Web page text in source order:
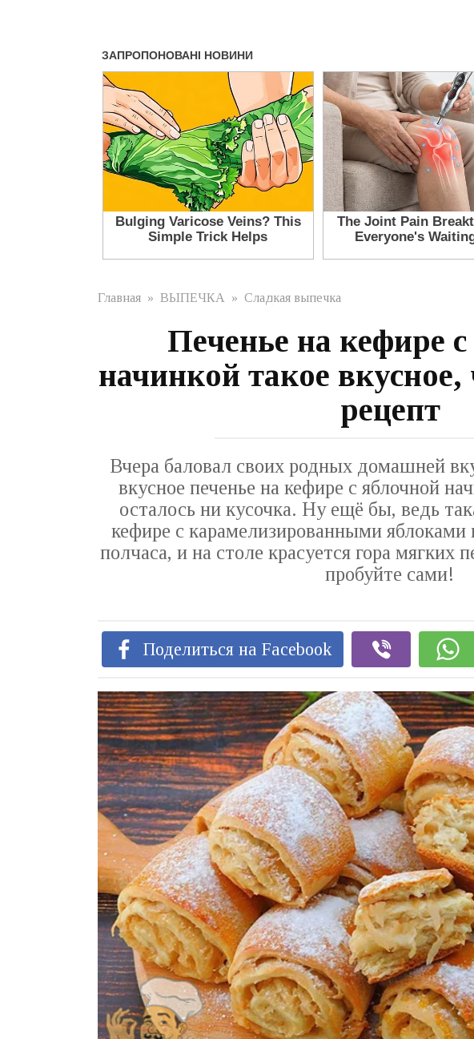
Главная » ВЫПЕЧКА » Сладкая выпечка
Печенье на кефире
начинкой такое вкусное,
рецепт
Вчера баловал своих родных домашней
вкусное печенье на кефире с яблочной
осталось ни кусочка. Ну ещё бы, ведь
кефире с карамелизированными яблоками
полчаса, и на столе красуется гора
пробуйте сами!
Поделиться на Facebook